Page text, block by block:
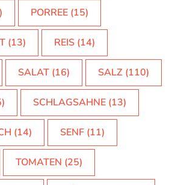
PORREE (15)
(13) REIS (14)
SALAT (16) SALZ (110)
SCHLAGSAHNE (13)
(14) SENF (11)
TOMATEN (25)